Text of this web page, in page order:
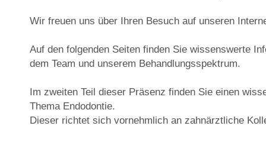
Wir freuen uns über Ihren Besuch auf unseren
Auf den folgenden Seiten finden Sie wissenswerte
dem Team und unserem Behandlungsspektrum.
Im zweiten Teil dieser Präsenz finden Sie einen
Thema Endodontie.
Dieser richtet sich vornehmlich an zahnärztliche